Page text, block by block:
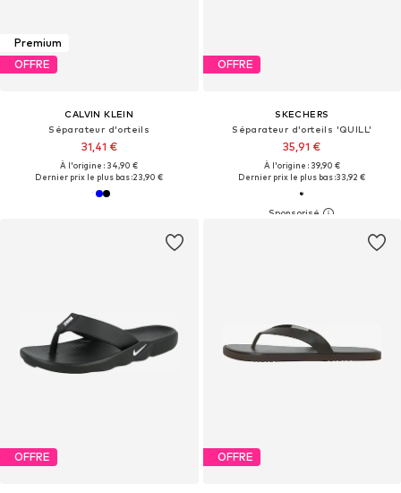
Premium
OFFRE
CALVIN KLEIN
Séparateur d'orteils
31,41 €
À l'origine : 34,90 €
Dernier prix le plus bas :23,90 €
OFFRE
SKECHERS
Séparateur d'orteils 'QUILL'
35,91 €
À l'origine : 39,90 €
Dernier prix le plus bas :33,92 €
OFFRE OFFRE